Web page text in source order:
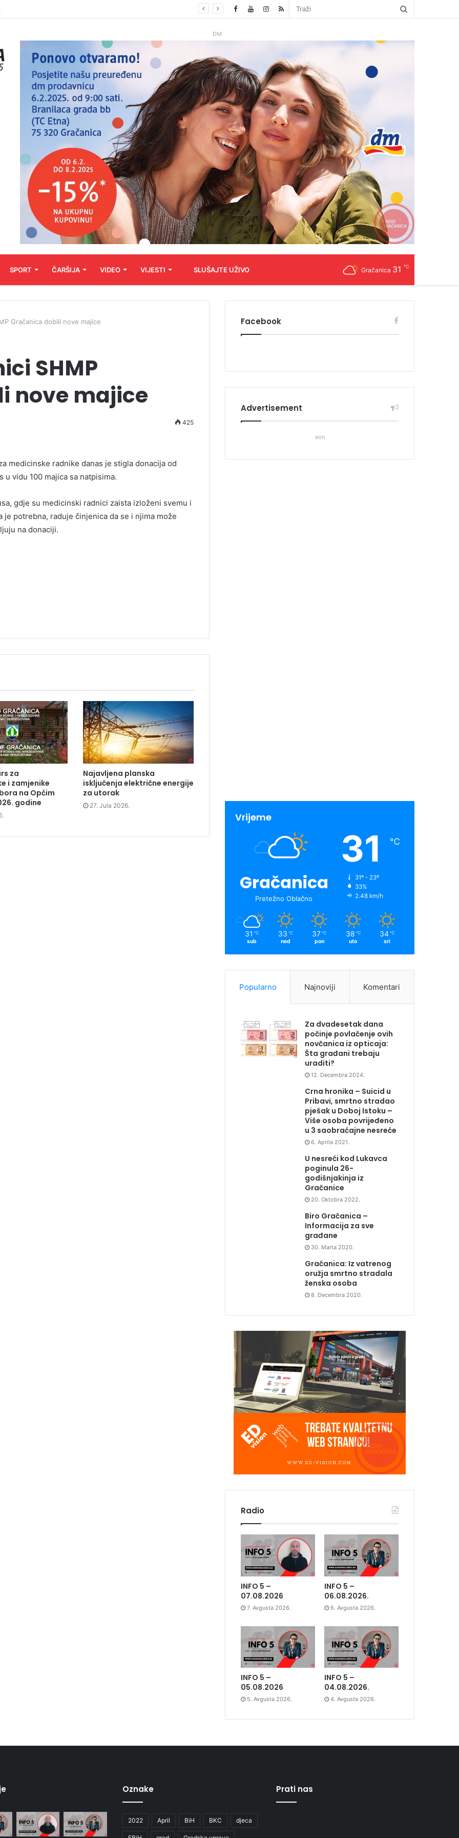
DM
SPORT ČARŠIJA VIDEO VIJESTI SLUŠAJTE UŽIVO Gračanica 31 ℃
Gračanica dobili nove majice
SHMP
nove majice
425
medicinske radnike danas je stigla donacija od
u vidu 100 majica sa natpisima.
gdje su medicinski radnici zaista izloženi svemu i
potrebna, raduje činjenica da se i njima može
na donaciji.
za
i zamjenike
na Općim
godine
Najavljena planska
isključenja električne energije
za utorak
27. Jula 2026.
Facebook
Advertisement
eon
Vrijeme
Gračanica
Pretežno Oblačno
31 ℃
31º - 23º
33%
2.48 km/h
31 ℃
sub
33 ℃
ned
37 ℃
pon
38 ℃
uto
34 ℃
sri
Popularno Najnoviji Komentari
Za dvadesetak dana
počinje povlačenje ovih
novčanica iz opticaja:
Šta građani trebaju
uraditi?
12. Decembra 2024.
Crna hronika – Suicid u
Pribavi, smrtno stradao
pješak u Doboj Istoku –
Više osoba povrijeđeno
u 3 saobraćajne nesreće
6. Aprila 2021.
U nesreći kod Lukavca
poginula 26-
godišnjakinja iz
Gračanice
20. Oktobra 2022.
Biro Gračanica –
Informacija za sve
građane
30. Marta 2020.
Gračanica: Iz vatrenog
oružja smrtno stradala
ženska osoba
8. Decembra 2020.
Radio
INFO 5 –
07.08.2026
7. Avgusta 2026.
INFO 5 –
06.08.2026.
6. Avgusta 2026.
INFO 5 –
05.08.2026
5. Avgusta 2026.
INFO 5 –
04.08.2026.
4. Avgusta 2026.
Oznake
2022 April BiH BKC djeca
Prati nas